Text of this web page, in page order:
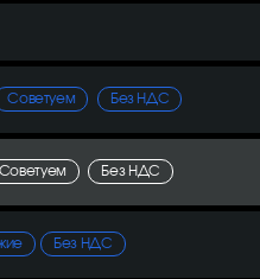
Советуем Без НДС
Советуем Без НДС
Без НДС